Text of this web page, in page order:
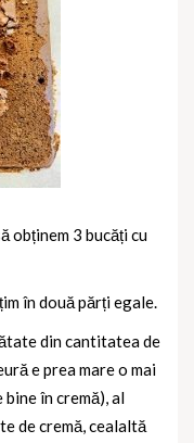
obținem 3 bucăți cu
în două părți egale.
din cantitatea de
e prea mare o mai
în cremă), al
de cremă, cealaltă